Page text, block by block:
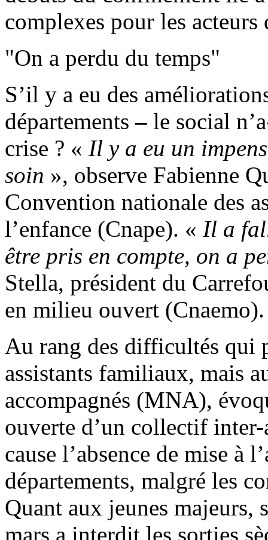
complexes pour les
"On a perdu du temps"
S’il y a eu des
départements– le social
crise ? « Il y a eu un
soin », observe Fabienne
Convention nationale des
l’enfance (Cnape). « Il a
être pris en compte, on a
Stella, président du
en milieu ouvert (Cnaemo).
Au rang des difficultés qui
assistants familiaux, mais
accompagnés (MNA),
ouverte d’un collectif
cause l’absence de mise à
départements, malgré les
Quant aux jeunes majeurs,
mars a interdit les sorties